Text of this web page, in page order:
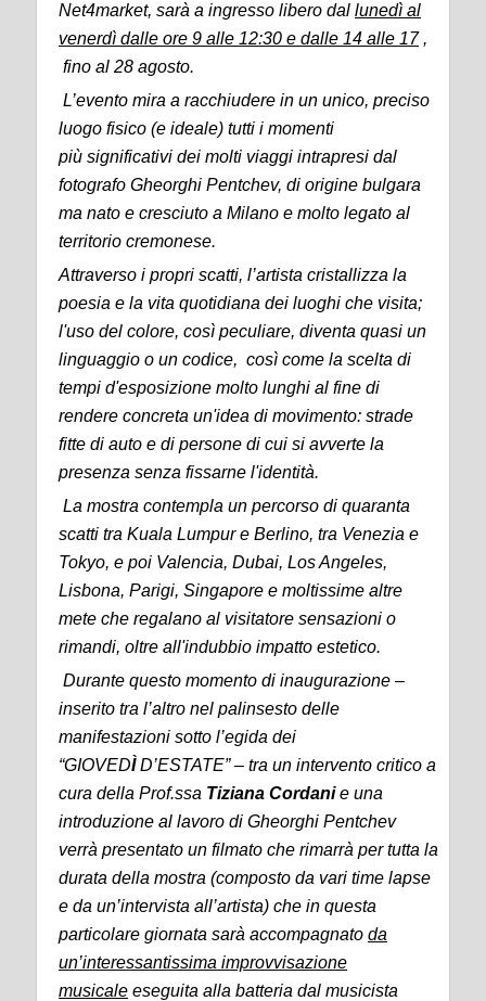
Net4market, sarà a ingresso libero dal lunedì al
venerdì dalle ore 9 alle 12:30 e dalle 14 alle 17,
fino al 28 agosto.
L’evento mira a racchiudere in un unico, preciso
luogo fisico (e ideale) tutti i momenti
più significativi dei molti viaggi intrapresi dal
fotografo Gheorghi Pentchev, di origine bulgara
ma nato e cresciuto a Milano e molto legato al
territorio cremonese.
Attraverso i propri scatti, l’artista cristallizza la
poesia e la vita quotidiana dei luoghi che visita;
l'uso del colore, così peculiare, diventa quasi un
linguaggio o un codice, così come la scelta di
tempi d'esposizione molto lunghi al fine di
rendere concreta un'idea di movimento: strade
fitte di auto e di persone di cui si avverte la
presenza senza fissarne l'identità.
La mostra contempla un percorso di quaranta
scatti tra Kuala Lumpur e Berlino, tra Venezia e
Tokyo, e poi Valencia, Dubai, Los Angeles,
Lisbona, Parigi, Singapore e moltissime altre
mete che regalano al visitatore sensazioni o
rimandi, oltre all'indubbio impatto estetico.
Durante questo momento di inaugurazione –
inserito tra l’altro nel palinsesto delle
manifestazioni sotto l’egida dei
“GIOVEDÌD’ESTATE” – tra un intervento critico a
cura della Prof.ssa Tiziana Cordanie una
introduzione al lavoro di Gheorghi Pentchev
verrà presentato un filmato che rimarrà per tutta la
durata della mostra (composto da vari time lapse
e da un’intervista all’artista) che in questa
particolare giornata sarà accompagnato da
un’interessantissima improvvisazione
musicale eseguita alla batteria dal musicista